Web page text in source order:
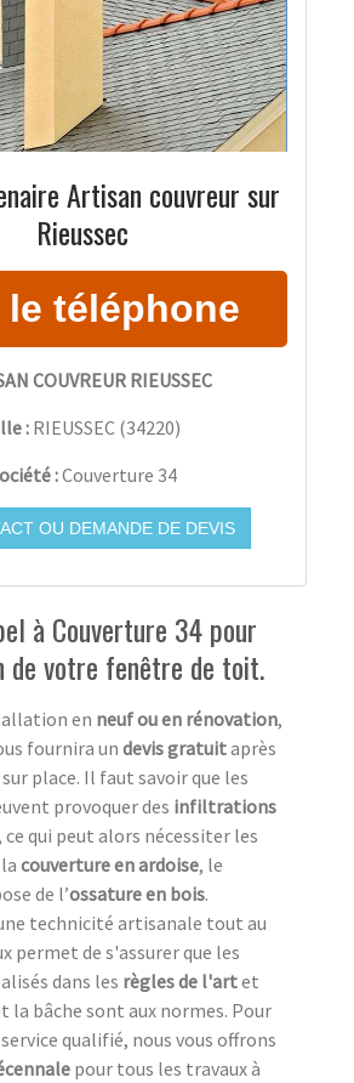
Artisan couvreur sur
Rieussec
COUVREUR RIEUSSEC
: RIEUSSEC(34220)
:Couverture 34
OU DEMANDE DE DEVIS
à Couverture 34 pour
de votre fenêtre de toit.
en neuf ou en rénovation,
fournira un devis gratuitaprès
place. Il faut savoir que les
provoquer des infiltrations
qui peut alors nécessiter les
couverture en ardoise, le
de l’ossature en bois.
technicité artisanale tout au
permet de s'assurer que les
dans les règles de l'artet
la bâche sont aux normes. Pour
qualifié, nous vous offrons
pour tous les travaux à